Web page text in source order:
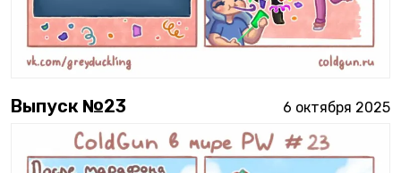
Выпуск №23 6 октября 2025